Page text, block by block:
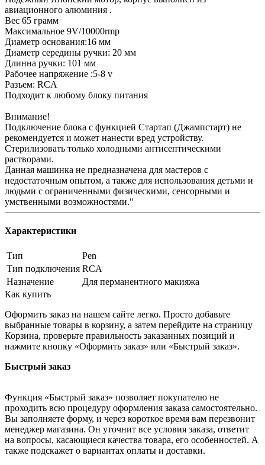
авиационного алюминия .
Вес 65 грамм
Максимальное 9V/10000rmp
Диаметр основания:16 мм
Диаметр середины ручки: 20 мм
Длинна ручки: 101 мм
Рабочее напряжение :5-8 v
Разъем: RCA
Подходит к любому блоку питания
Внимание!
Подключение блока с функцией Стартап (Джампстарт) не
рекомендуется и может нанести вред устройству.
Стерилизовать только холодными антисептическими
растворами.
Данная машинка не предназначена для мастеров с
недостаточным опытом, а также для использования детьми и
людьми с ограниченными физическими, сенсорными и
умственными возможностями."
Характеристики
Тип
Pen
Тип подключения RCA
Назначение
Для перманентного макияжа
Как купить
Оформить заказ на нашем сайте легко. Просто добавьте
выбранные товары в корзину, а затем перейдите на страницу
Корзина, проверьте правильность заказанных позиций и
нажмите кнопку «Оформить заказ» или «Быстрый заказ».
Быстрый заказ
Функция «Быстрый заказ» позволяет покупателю не
проходить всю процедуру оформления заказа самостоятельно.
Вы заполняете форму, и через короткое время вам перезвонит
менеджер магазина. Он уточнит все условия заказа, ответит
на вопросы, касающиеся качества товара, его особенностей. А
также подскажет о вариантах оплаты и доставки.